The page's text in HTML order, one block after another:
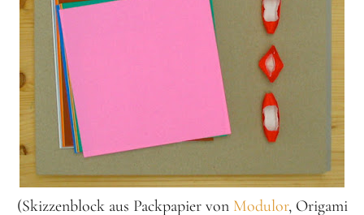
(Skizzenblock aus Packpapier von Modulor, Origami